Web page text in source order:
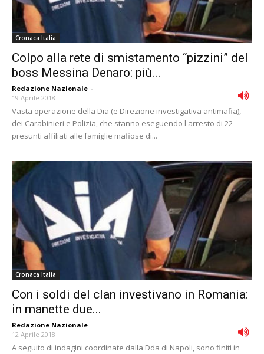
Cronaca Italia
Colpo alla rete di smistamento “pizzini” del
boss Messina Denaro: più...
Redazione Nazionale -
19 Aprile 2018
Vasta operazione della Dia (e Direzione investigativa antimafia),
dei Carabinieri e Polizia, che stanno eseguendo l'arresto di 22
presunti affiliati alle famiglie mafiose di...
Cronaca Italia
Con i soldi del clan investivano in Romania:
in manette due...
Redazione Nazionale -
12 Aprile 2018
A seguito di indagini coordinate dalla Dda di Napoli, sono finiti in